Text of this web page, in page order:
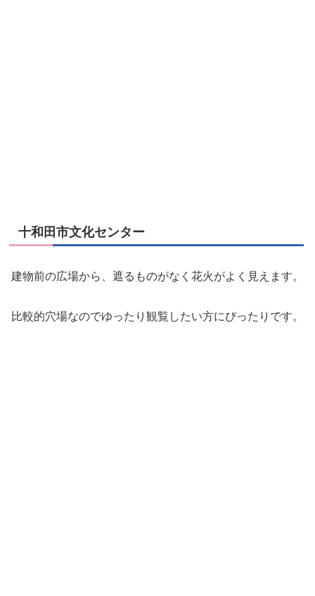
十和田市文化センター
建物前の広場から、遮るものがなく花火がよく見えます。
比較的穴場なのでゆったり観覧したい方にぴったりです。